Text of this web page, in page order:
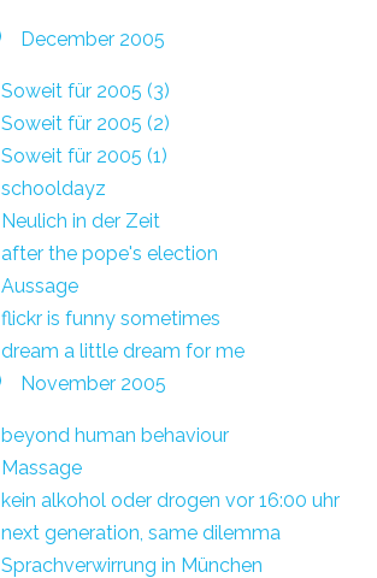
December 2005
Soweit für 2005 (3)
Soweit für 2005 (2)
Soweit für 2005 (1)
schooldayz
Neulich in der Zeit
after the pope's election
Aussage
flickr is funny sometimes
dream a little dream for me
November 2005
beyond human behaviour
Massage
kein alkohol oder drogen vor 16:00 uhr
next generation, same dilemma
Sprachverwirrung in München